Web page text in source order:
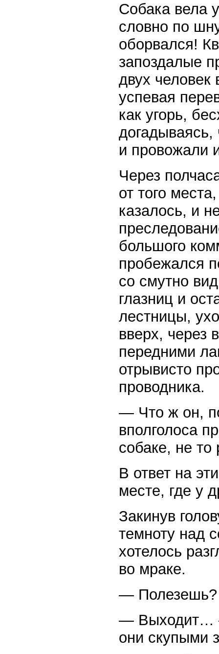
Собака вела
словно по
оборвался!
запоздалые
двух
успевая
как угорь,
догадываясь,
и провожали
Через
от того
казалось, и
большого
пробежался
со смутно
глазниц и
лестницы,
вверх, через
передними
отрывисто
проводника.
— Что ж он,
вполголоса
собаке, не
В ответ на
месте, где у
Закинув
темноту над
хотелось
во мраке.
— Полезешь?
— Выходит…
они скупыми